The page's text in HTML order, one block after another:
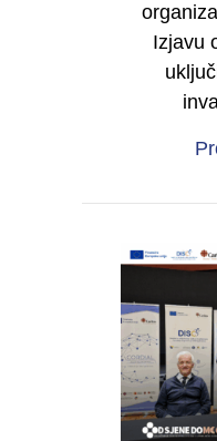
Izjavu